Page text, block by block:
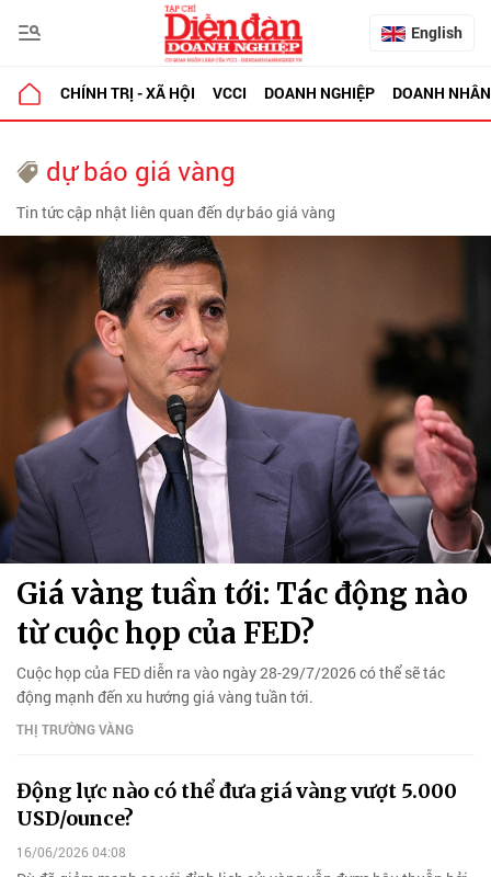
English
CHÍNH TRỊ - XÃ HỘI VCCI DOANH NGHIỆP DOANH NHÂN
dự báo giá vàng
Tin tức cập nhật liên quan đến dự báo giá vàng
Giá vàng tuần tới: Tác động nào
từ cuộc họp của FED?
Cuộc họp của FED diễn ra vào ngày 28-29/7/2026 có thể sẽ tác
động mạnh đến xu hướng giá vàng tuần tới.
THỊ TRƯỜNG VÀNG
Động lực nào có thể đưa giá vàng vượt 5.000
USD/ounce?
16/06/2026 04:08